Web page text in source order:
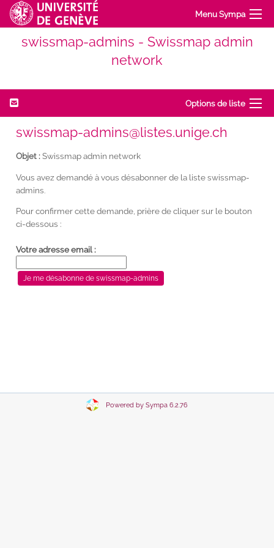
Menu Sympa
swissmap-admins - Swissmap admin
network
Options de liste
swissmap-admins@listes.unige.ch
Objet :Swissmap admin network
Vous avez demandé à vous désabonner de la liste swissmap-
admins.
Pour confirmer cette demande, prière de cliquer sur le bouton
ci-dessous :
Votre adresse email :
Powered by Sympa 6.2.76